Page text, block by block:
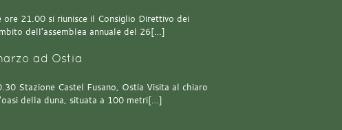
21.00 si riunisce il Consiglio Direttivo dei
dell’assemblea annuale del 26[…]
ad Ostia
Stazione Castel Fusano, Ostia Visita al chiaro
della duna, situata a 100 metri[…]